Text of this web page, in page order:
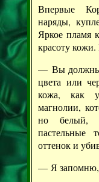
Впервые
наряды,
Яркое пламя
красоту кожи.
— Вы должны
цвета или
кожа, как у
магнолии,
но белый,
пастельные
оттенок и
— Я запомню,